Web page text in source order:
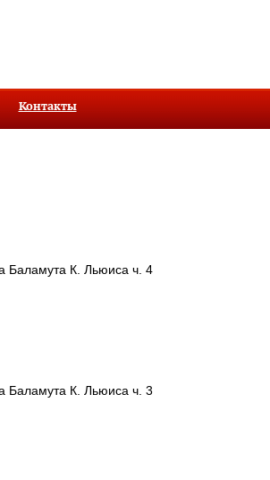
Контакты
Баламута К. Льюиса ч. 4
Баламута К. Льюиса ч. 3